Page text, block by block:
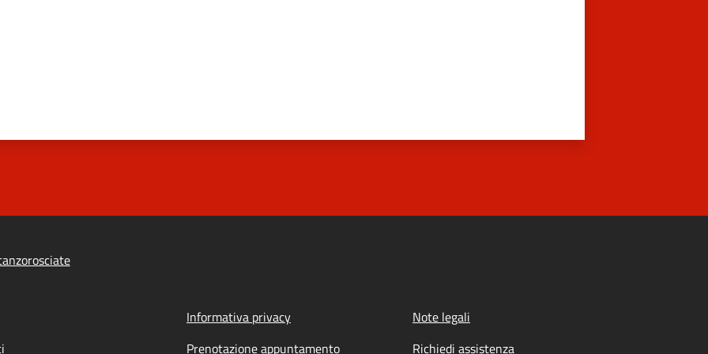
Informativa privacy
Note legali
Prenotazione appuntamento Richiedi assistenza